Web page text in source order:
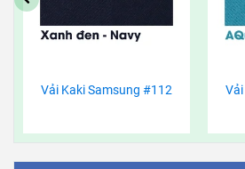
Vải Kaki Samsung #112